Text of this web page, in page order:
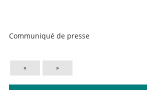
Communiqué de presse
« »